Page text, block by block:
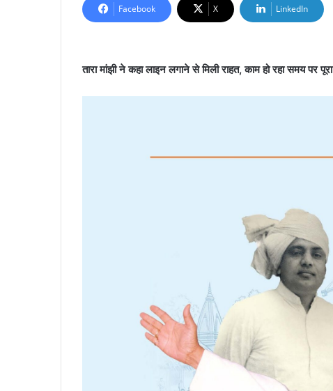
Facebook X LinkedIn
तारा मांझी ने कहा लाइन लगाने से मिली राहत, काम हो रहा समय पर पूरा